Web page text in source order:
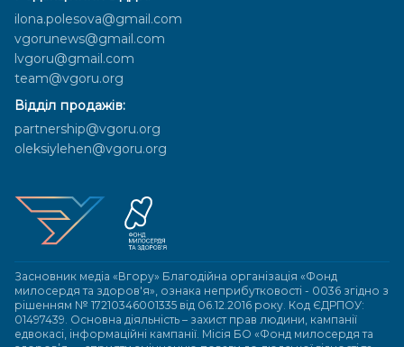
ilona.polesova@gmail.com
vgorunews@gmail.com
lvgoru@gmail.com
team@vgoru.org
Відділ продажів:
partnership@vgoru.org
oleksiylehen@vgoru.org
Засновник медіа «Вгору» Благодійна організація «Фонд
милосердя та здоров'я», ознака неприбутковості - 0036 згідно з
рішенням № 17210346001335 від 06.12.2016 року. Код ЄДРПОУ:
01497439. Основна діяльність – захист прав людини, кампанії
едвокасі, інформаційні кампанії. Місія БО «Фонд милосердя та